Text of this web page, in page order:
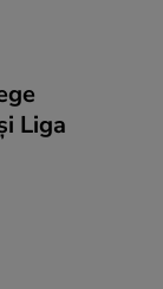
Liga